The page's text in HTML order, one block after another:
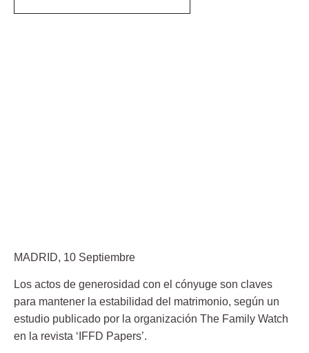
MADRID, 10 Septiembre
Los actos de generosidad con el cónyuge son claves
para mantener la estabilidad del matrimonio, según un
estudio publicado por la organización The Family Watch
en la revista ‘IFFD Papers’.